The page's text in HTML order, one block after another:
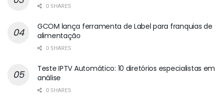
0 SHARES
GCOM lança ferramenta de Label para franquias de
alimentação
0 SHARES
Teste IPTV Automático: 10 diretórios especialistas em
análise
0 SHARES